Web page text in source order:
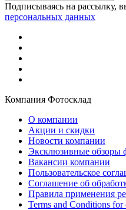
Подписываясь на рассылку,
персональных данных
Компания Фотосклад
О компании
Акции и скидки
Новости компании
Эксклюзивные обзоры
Вакансии компании
Пользовательское
Соглашение об
Правила применения
Terms and Conditions